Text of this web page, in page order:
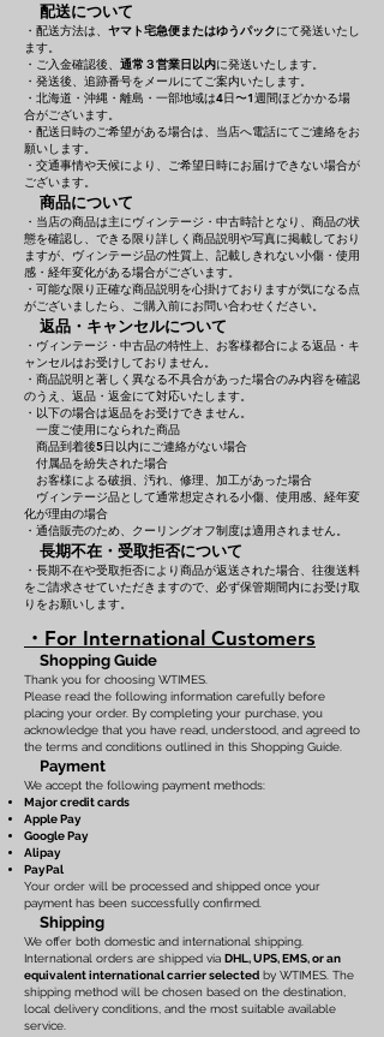
配送について
・配送方法は、 ヤマト宅急便またはゆうパックにて発送いたし
ます。
・ご入金確認後、 通常３営業日以内に発送いたします。
・発送後、追跡番号をメールにてご案内いたします。
・北海道・沖縄・離島・一部地域は4日〜1週間ほどかかる場
合がございます。
・配送日時のご希望がある場合は、当店へ電話にてご連絡をお
願いします。
・交通事情や天候により、ご希望日時にお届けできない場合が
ございます。
商品について
・当店の商品は主にヴィンテージ・中古時計となり、商品の状
態を確認し、できる限り詳しく商品説明や写真に掲載しており
ますが、ヴィンテージ品の性質上、記載しきれない小傷・使用
感・経年変化がある場合がございます。
・可能な限り正確な商品説明を心掛けておりますが気になる点
がございましたら、ご購入前にお問い合わせください。
返品・キャンセルについて
・ヴィンテージ・中古品の特性上、お客様都合による返品・キ
ャンセルはお受けしておりません。
・商品説明と著しく異なる不具合があった場合のみ内容を確認
のうえ、返品・返金にて対応いたします。
・以下の場合は返品をお受けできません。
一度ご使用になられた商品
商品到着後5日以内にご連絡がない場合
付属品を紛失された場合
お客様による破損、汚れ、修理、加工があった場合
ヴィンテージ品として通常想定される小傷、使用感、経年変
化が理由の場合
・通信販売のため、クーリングオフ制度は適用されません。
長期不在・受取拒否について
・長期不在や受取拒否により商品が返送された場合、往復送料
をご請求させていただきますので、必ず保管期間内にお受け取
りをお願いします。
・For International Customers
Shopping Guide
Thank you for choosing WTIMES.
Please read the following information carefully before
placing your order. By completing your purchase, you
acknowledge that you have read, understood, and agreed to
the terms and conditions outlined in this Shopping Guide.
Payment
We accept the following payment methods:
Major credit cards
Apple Pay
Google Pay
Alipay
PayPal
Your order will be processed and shipped once your
payment has been successfully confirmed.
Shipping
We offer both domestic and international shipping.
International orders are shipped via DHL, UPS, EMS, or an
equivalent international carrier selected by WTIMES. The
shipping method will be chosen based on the destination,
local delivery conditions, and the most suitable available
service.